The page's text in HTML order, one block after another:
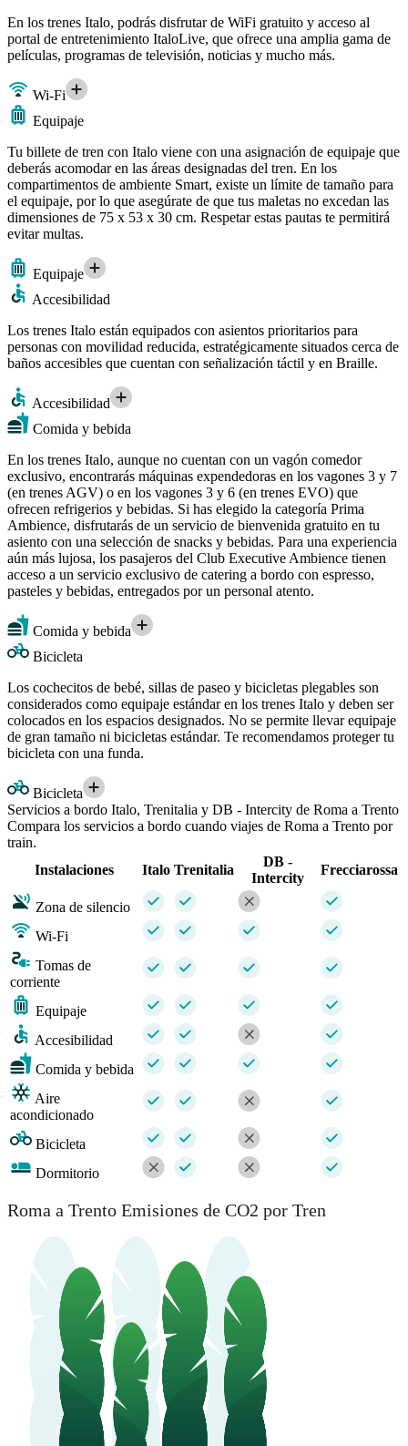
En los trenes Italo, podrás disfrutar de WiFi gratuito y acceso al
portal de entretenimiento ItaloLive, que ofrece una amplia gama de
películas, programas de televisión, noticias y mucho más.
Wi-Fi
Equipaje
Tu billete de tren con Italo viene con una asignación de equipaje que
deberás acomodar en las áreas designadas del tren. En los
compartimentos de ambiente Smart, existe un límite de tamaño para
el equipaje, por lo que asegúrate de que tus maletas no excedan las
dimensiones de 75 x 53 x 30 cm. Respetar estas pautas te permitirá
evitar multas.
Equipaje
Accesibilidad
Los trenes Italo están equipados con asientos prioritarios para
personas con movilidad reducida, estratégicamente situados cerca de
baños accesibles que cuentan con señalización táctil y en Braille.
Accesibilidad
Comida y bebida
En los trenes Italo, aunque no cuentan con un vagón comedor
exclusivo, encontrarás máquinas expendedoras en los vagones 3 y 7
(en trenes AGV) o en los vagones 3 y 6 (en trenes EVO) que
ofrecen refrigerios y bebidas. Si has elegido la categoría Prima
Ambience, disfrutarás de un servicio de bienvenida gratuito en tu
asiento con una selección de snacks y bebidas. Para una experiencia
aún más lujosa, los pasajeros del Club Executive Ambience tienen
acceso a un servicio exclusivo de catering a bordo con espresso,
pasteles y bebidas, entregados por un personal atento.
Comida y bebida
Bicicleta
Los cochecitos de bebé, sillas de paseo y bicicletas plegables son
considerados como equipaje estándar en los trenes Italo y deben ser
colocados en los espacios designados. No se permite llevar equipaje
de gran tamaño ni bicicletas estándar. Te recomendamos proteger tu
bicicleta con una funda.
Bicicleta
Servicios a bordo Italo, Trenitalia y DB - Intercity de Roma a Trento
Compara los servicios a bordo cuando viajes de Roma a Trento por
train.
Instalaciones
Italo Trenitalia
DB -
Intercity
Frecciarossa
Zona de silencio
Wi-Fi
Tomas de
corriente
Equipaje
Accesibilidad
Comida y bebida
Aire
acondicionado
Bicicleta
Dormitorio
Roma a Trento Emisiones de CO2 por Tren